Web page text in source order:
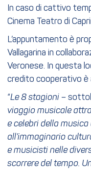
In caso di cattivo
Cinema Teatro di
L’appuntamento è
Vallagarina in
Veronese. In questa
credito cooperativo è
“Le 8 stagioni –
viaggio musicale
e celebri della
all’immaginario
e musicisti nelle
scorrere del tempo.